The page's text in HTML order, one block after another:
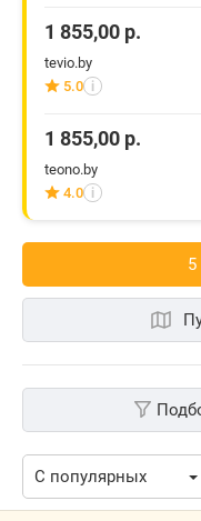
1 855,00 р.
tevio.by
5.0 i
1 855,00 р.
teono.by
4.0 i